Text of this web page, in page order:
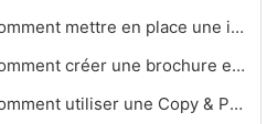
Comment mettre en place une installa…
Comment créer une brochure en forma…
Comment utiliser une Copy & Paste Ho…